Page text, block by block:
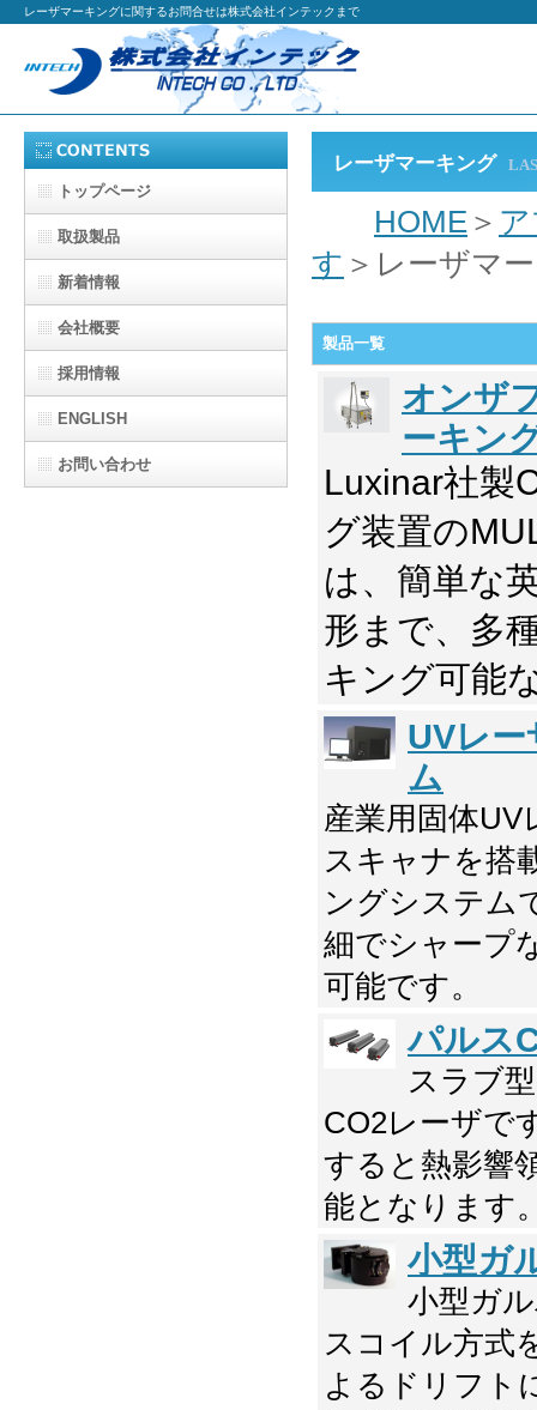
レーザマーキングに関するお問合せは株式会社インテックまで
レーザマーキング
HOME ＞
す ＞レーザマ
製品一覧
オンザ
ーキン
Luxinar社製
グ装置の
は、簡単な
形まで、多
キング可能
UVレ
ム
産業用固体
スキャナを搭
ングシステム
細でシャープ
可能です。
パルス
スラブ
CO2レーザで
すると熱影響
能となります
小型ガ
小型ガ
スコイル方式
よるドリフト
トップページ
取扱製品
新着情報
会社概要
採用情報
ENGLISH
お問い合わせ